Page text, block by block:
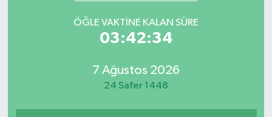
ÖĞLE VAKTİNE KALAN SÜRE
03:42:34
7 Ağustos 2026
24 Safer 1448
LEZETLERİMİZ
Puan Durumu ve Fikstür
Tüm Manşetler